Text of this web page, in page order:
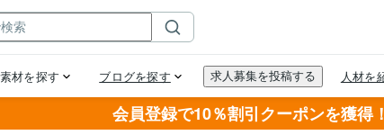
会員登録で10％割引クーポンを獲得！